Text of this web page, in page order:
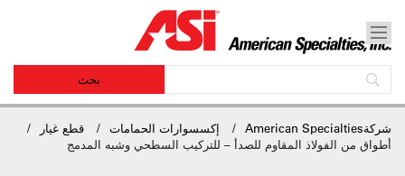
شركةAmerican Specialties إكسسوارات الحمامات
قطع غيار
أطواق من الفولاذ المقاوم للصدأ – للتركيب السطحي وشبه المدمج